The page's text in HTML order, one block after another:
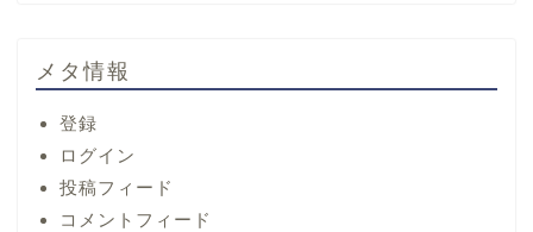
メタ情報
登録
ログイン
投稿フィード
コメントフィード